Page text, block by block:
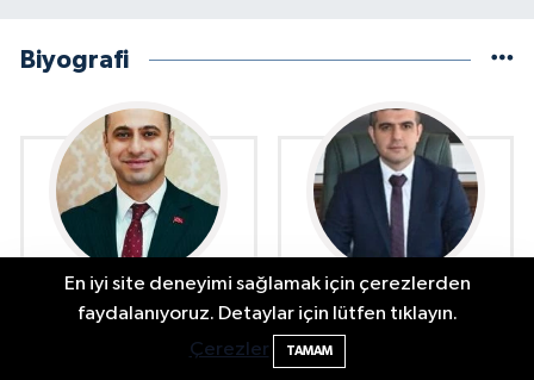
Biyografi
Ekrem Ender ERGÜN
Emre YEŞİLBAŞ Kimdir?
En iyi site deneyimi sağlamak için çerezlerden
faydalanıyoruz. Detaylar için lütfen tıklayın.
Çerezler
TAMAM
2 Buzağı Hediyeli Bal Festivalinde Hande
Ünsal Sahne Alacak